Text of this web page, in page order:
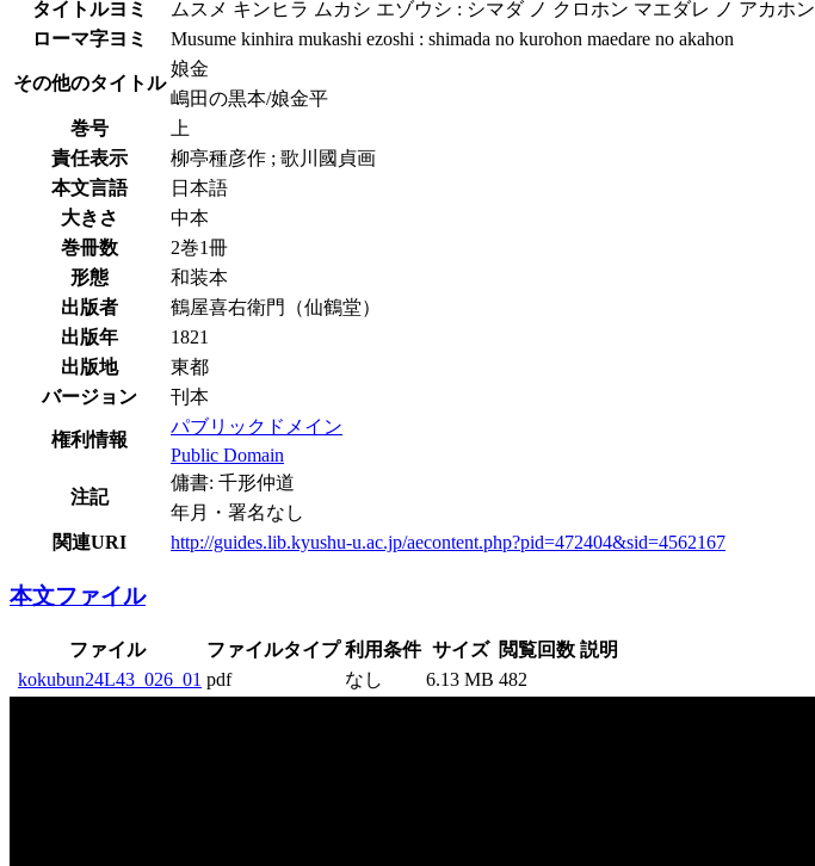
タイトルヨミ
ムスメ キンヒラ ムカシ エゾウシ : シマダ ノ クロホン マエダレ ノ アカホン
ローマ字ヨミ
Musume kinhira mukashi ezoshi : shimada no kurohon maedare no akahon
その他のタイトル
娘金
嶋田の黒本/娘金平
巻号
上
責任表示
柳亭種彦作 ; 歌川國貞画
本文言語
日本語
大きさ
中本
巻冊数
2巻1冊
形態
和装本
出版者
鶴屋喜右衛門（仙鶴堂）
出版年
1821
出版地
東都
バージョン
刊本
権利情報
パブリックドメイン
Public Domain
注記
傭書: 千形仲道
年月・署名なし
関連URI
http://guides.lib.kyushu-u.ac.jp/aecontent.php?pid=472404&sid=4562167
本文ファイル
ファイル ファイルタイプ 利用条件 サイズ 閲覧回数 説明
kokubun24L43_026_01 pdf なし 6.13 MB 482